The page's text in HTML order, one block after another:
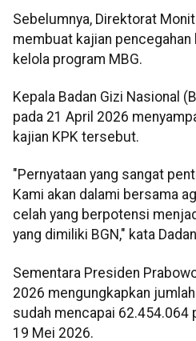
Sebelumnya, Direktorat
membuat kajian
kelola program MBG.
Kepala Badan Gizi Nasional
pada 21 April 2026
kajian KPK tersebut.
"Pernyataan yang sangat
Kami akan dalami bersama
celah yang berpotensi
yang dimiliki BGN," kata
Sementara Presiden
2026 mengungkapkan
sudah mencapai
19 Mei 2026.